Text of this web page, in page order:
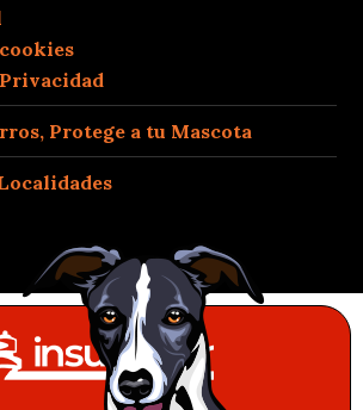
Protege a tu Mascota